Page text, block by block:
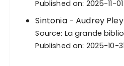
Published on: 2025-11-01
Sintonia - Audrey
Source: La grande
Published on: 2025-10-31